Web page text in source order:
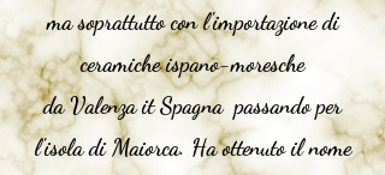
ma soprattutto con l'importazione di
ceramiche ispano-moresche
daValenzaitSpagnapassando per
l'isola diMaiorca. Ha ottenuto il nome